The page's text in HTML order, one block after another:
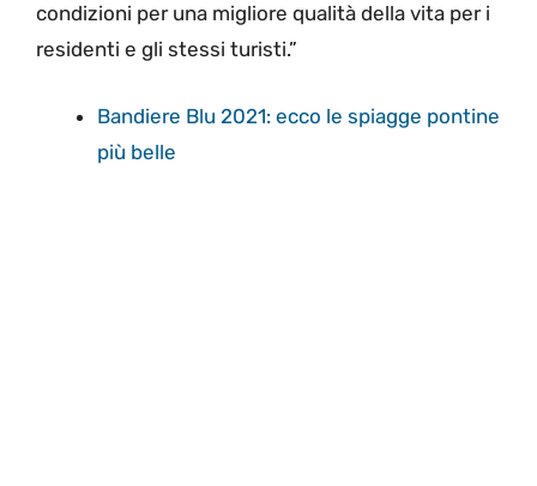
condizioni per una migliore qualità della vita per i
residenti e gli stessi turisti.”
Bandiere Blu 2021: ecco le spiagge pontine
più belle